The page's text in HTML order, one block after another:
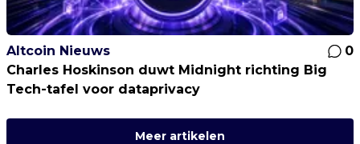
Altcoin Nieuws
0
Charles Hoskinson duwt Midnight richting Big
Tech-tafel voor dataprivacy
Meer artikelen